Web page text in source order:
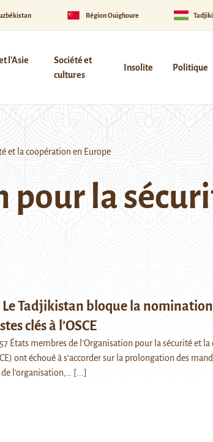
Région Ouïghoure
l'Asie
Société et
cultures
Insolite Politique
et la coopération en Europe
pour la
Le Tadjikistan bloque la
clés à l’OSCE
57 États membres de l’Organisation pour la sécurité et
ont échoué à s’accorder sur la prolongation des
l’organisation,…
[...]